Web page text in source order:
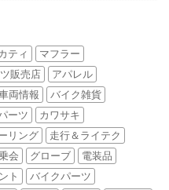
ティ
マフラー
販売店
アパレル
両情報
バイク雑貨
ーツ
カワサキ
リング
走行＆ライテク
会 グローブ
電装品
ト
バイクパーツ